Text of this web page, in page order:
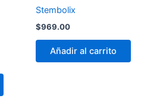
Stembolix
$969.00
Añadir al carrito